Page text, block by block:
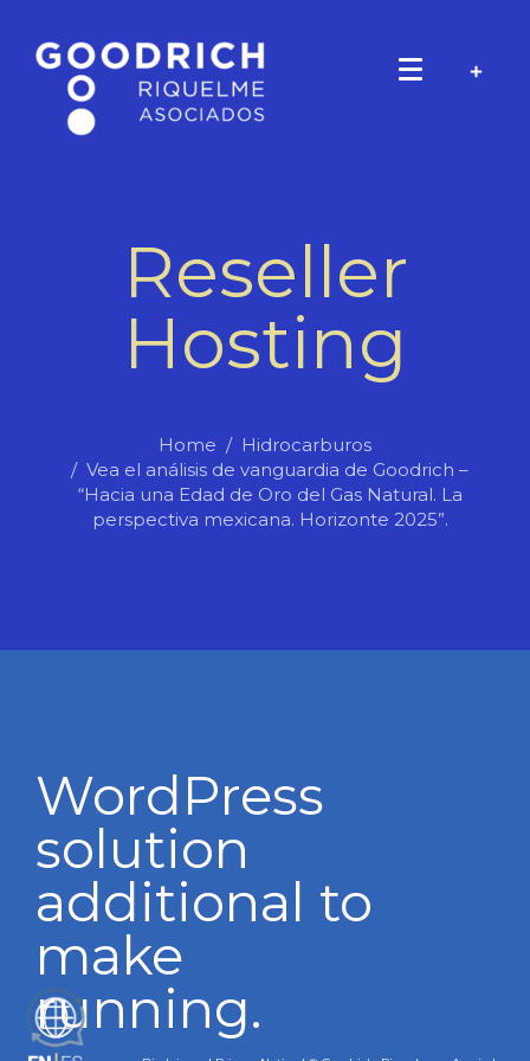
Reseller
Hosting
Home
Hidrocarburos
Vea el análisis de vanguardia de Goodrich –
“Hacia una Edad de Oro del Gas Natural. La
perspectiva mexicana. Horizonte 2025”.
WordPress
solution
additional to
make
running.
ES